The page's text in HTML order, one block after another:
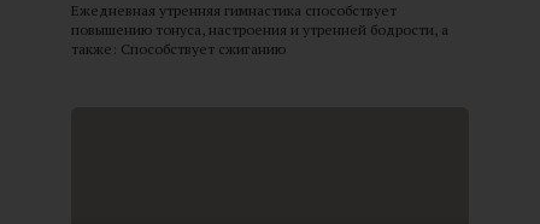
Ежедневная утренняя гимнастика способствует
повышению тонуса, настроения и утренней бодрости, а
также: Способствует сжиганию